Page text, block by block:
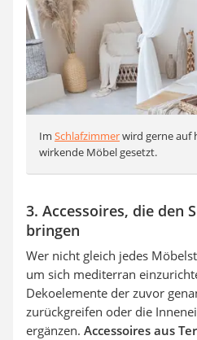
Im Schlafzimmerwird gerne auf
wirkende Möbel gesetzt.
3. Accessoires, die den
bringen
Wer nicht gleich jedes
um sich mediterran
Dekoelemente der zuvor
zurückgreifen oder die
ergänzen. Accessoires aus